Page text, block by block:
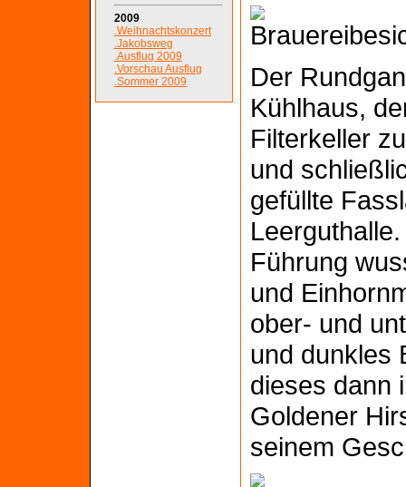
2009
.Weihnachtskonzert
.Jakobsweg
.Ausflug 2009
.Vorschau Ausflug
.Sommer 2009
Der
Kühlhaus,
Filterkeller
und
gefüllte
Führung
und
ober- und
und dunkles
dieses dann
Goldener
seinem